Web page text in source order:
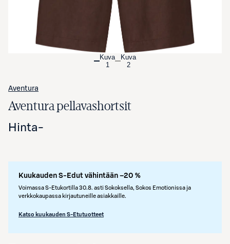
Kuva
1
Kuva
2
Aventura
Aventura pellavashortsit
Hinta-
Kuukauden S-Edut vähintään –20 %
Voimassa S-Etukortilla 30.8. asti Sokoksella, Sokos Emotionissa ja
verkkokaupassa kirjautuneille asiakkaille.
Katso kuukauden S-Etutuotteet